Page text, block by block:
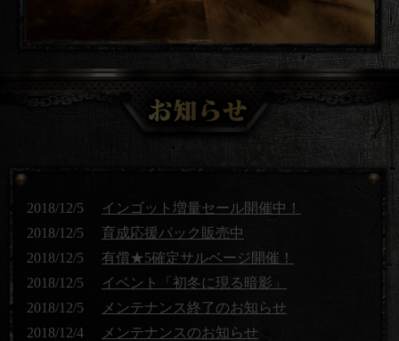
2018/12/5
インゴット増量セール開催中！
2018/12/5
育成応援パック販売中
2018/12/5
有償★5確定サルベージ開催！
2018/12/5
イベント「初冬に現る暗影」
2018/12/5
メンテナンス終了のお知らせ
2018/12/4
メンテナンスのお知らせ